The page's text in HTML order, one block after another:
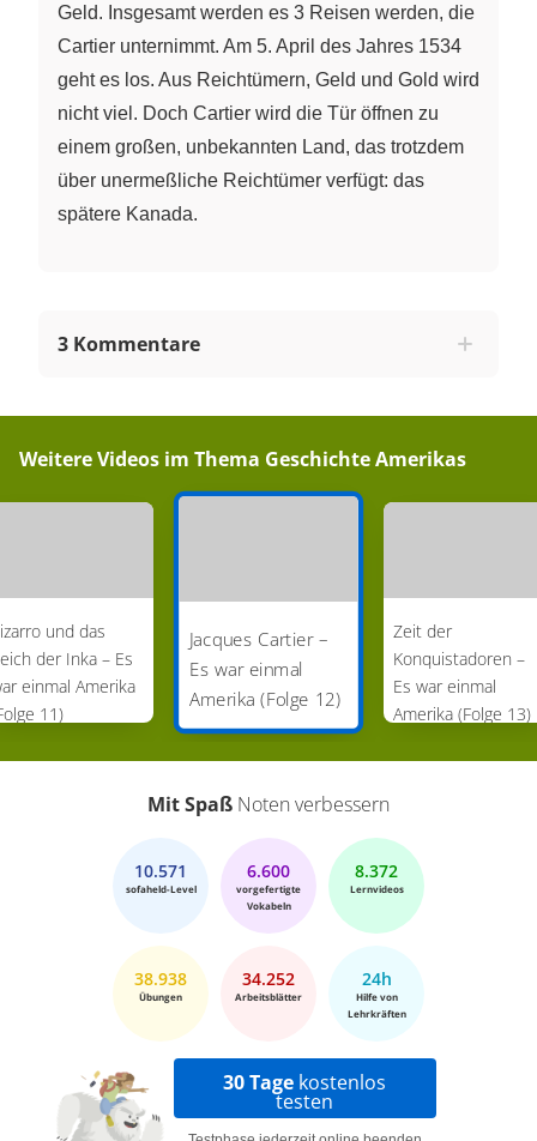
Geld. Insgesamt werden es 3 Reisen werden, die
Cartier unternimmt. Am 5. April des Jahres 1534
geht es los. Aus Reichtümern, Geld und Gold wird
nicht viel. Doch Cartier wird die Tür öffnen zu
einem großen, unbekannten Land, das trotzdem
über unermeßliche Reichtümer verfügt: das
spätere Kanada.
3 Kommentare
Weitere Videos im Thema Geschichte Amerikas
und das
der Inka – Es
einmal Amerika
11)
Jacques Cartier –
Es war einmal
Amerika (Folge 12)
Zeit der
Konquistadoren –
Es war einmal
Amerika (Folge 13)
Mit Spaß Noten verbessern
10.571
sofaheld-Level
6.600
vorgefertigte
Vokabeln
8.372
Lernvideos
38.938
Übungen
34.252
Arbeitsblätter
24h
Hilfe von
Lehrkräften
30 Tage kostenlos
testen